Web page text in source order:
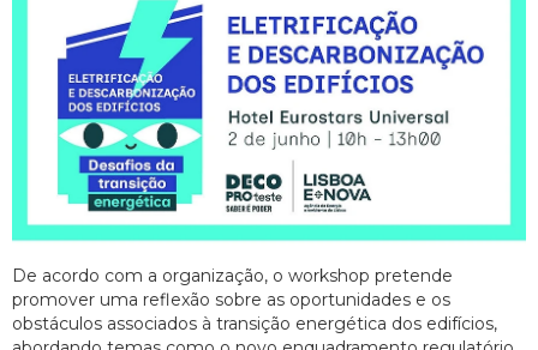
De acordo com a organização, o workshop pretende
promover uma reflexão sobre as oportunidades e os
obstáculos associados à transição energética dos edifícios,